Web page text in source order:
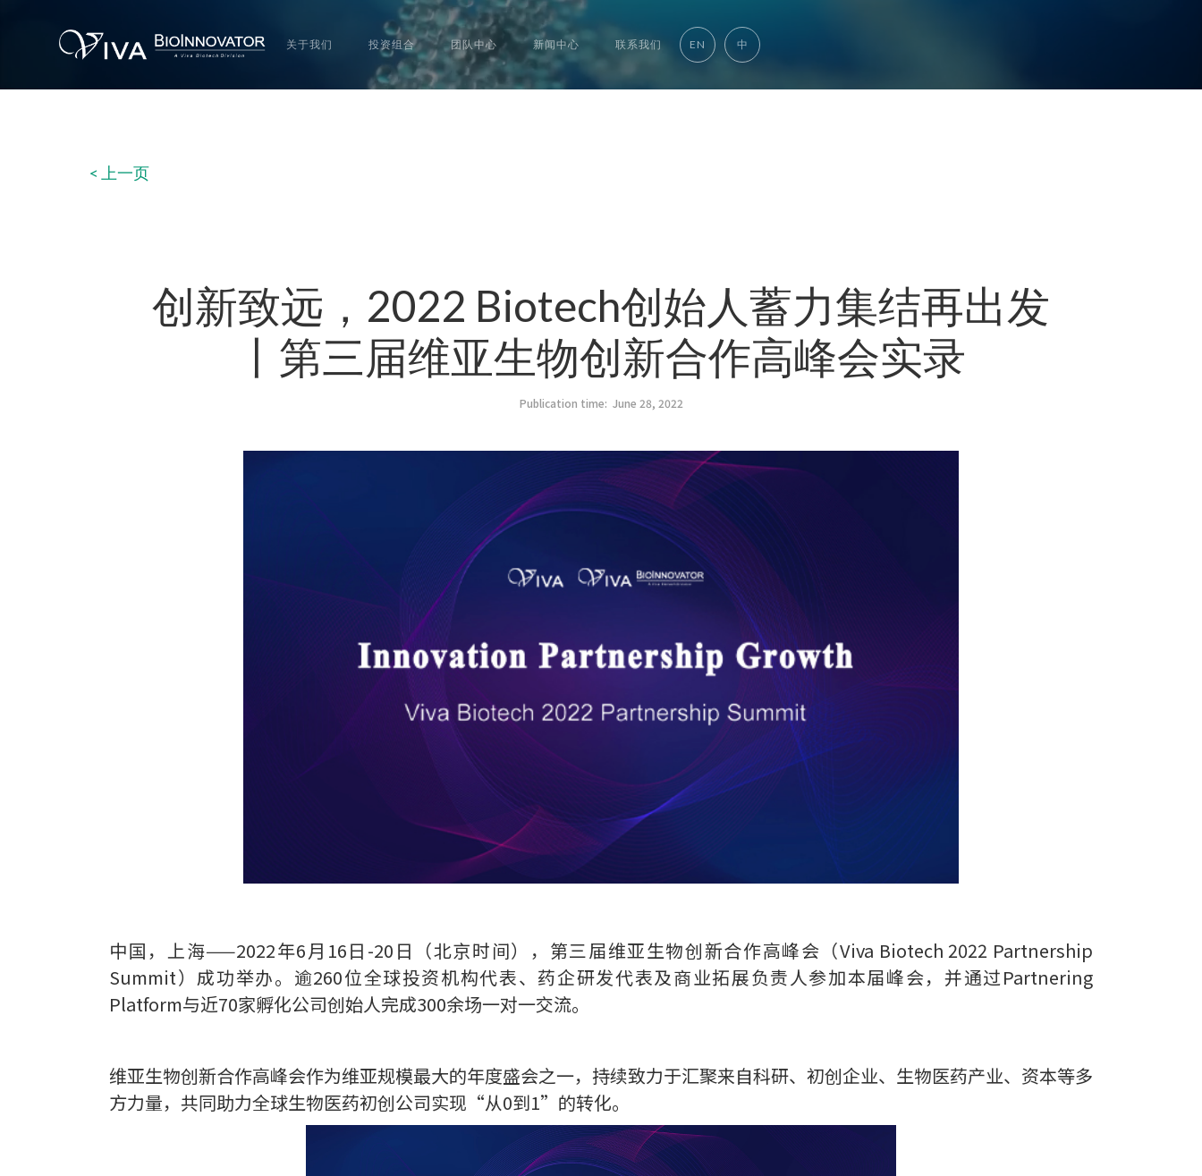
关于我们 投资组合 团队中心 新闻中心 联系我们 EN 中
< 上一页
创新致远，2022 Biotech创始人蓄力集结再出发
丨第三届维亚生物创新合作高峰会实录
Publication time: June 28, 2022
中国，上海——2022年6月16日-20日（北京时间），第三届维亚生物创新合作高峰会（Viva Biotech 2022 Partnership
Summit）成功举办。逾260位全球投资机构代表、药企研发代表及商业拓展负责人参加本届峰会，并通过Partnering
Platform与近70家孵化公司创始人完成300余场一对一交流。
维亚生物创新合作高峰会作为维亚规模最大的年度盛会之一，持续致力于汇聚来自科研、初创企业、生物医药产业、资本等多
方力量，共同助力全球生物医药初创公司实现“从0到1”的转化。